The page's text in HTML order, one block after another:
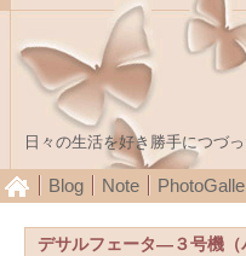
日々の生活を好き勝手につづ
Blog Note
デサルフェータ―３号機（